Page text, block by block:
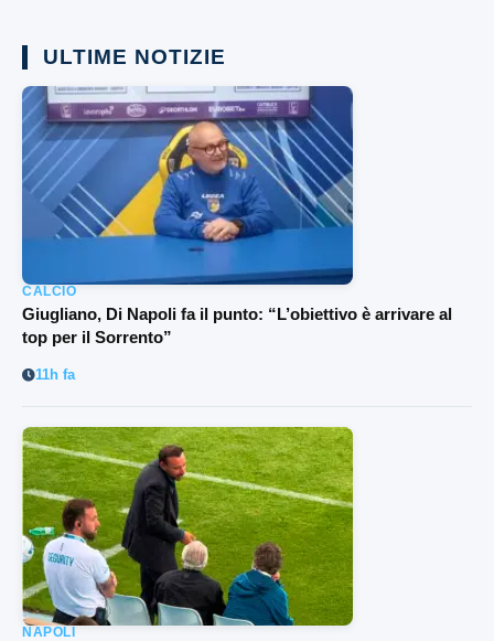
ULTIME NOTIZIE
CALCIO
Giugliano, Di Napoli fa il punto: “L’obiettivo è arrivare al
top per il Sorrento”
11h fa
NAPOLI